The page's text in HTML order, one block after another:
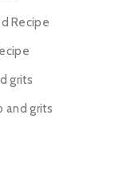
Recipe
grits
and grits